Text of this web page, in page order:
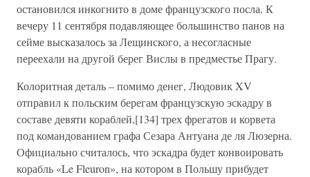
остановился инкогнито в доме французского посла. К
вечеру 11 сентября подавляющее большинство панов на
сейме высказалось за Лещинского, а несогласные
переехали на другой берег Вислы в предместье Прагу.
Колоритная деталь – помимо денег, Людовик XV
отправил к польским берегам французскую эскадру в
составе девяти кораблей,[134] трех фрегатов и корвета
под командованием графа Сезара Антуана де ля Люзерна.
Официально считалось, что эскадра будет конвоировать
корабль «Le Fleuron», на котором в Польшу прибудет